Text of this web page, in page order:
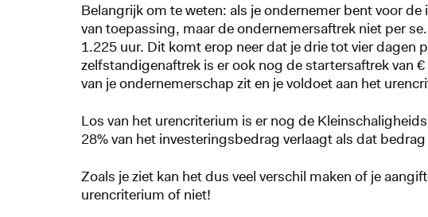
Belangrijk om te weten: als je ondernemer bent voor
van toepassing, maar de ondernemersaftrek niet per
1.225 uur. Dit komt erop neer dat je drie tot vier dagen
zelfstandigenaftrek is er ook nog de startersaftrek van
van je ondernemerschap zit en je voldoet aan het
Los van het urencriterium is er nog de
28% van het investeringsbedrag verlaagt als dat
Zoals je ziet kan het dus veel verschil maken of je
urencriterium of niet!